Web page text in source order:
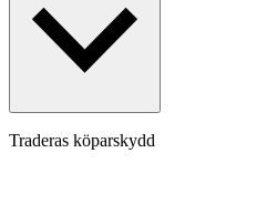
Traderas köparskydd